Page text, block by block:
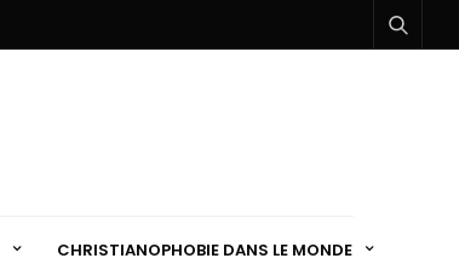
CHRISTIANOPHOBIE DANS LE MONDE